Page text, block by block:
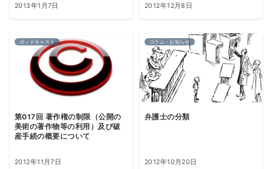
2013年1月7日 2012年12月8日
ポッドキャスト
第017回 著作権の制限（公開の
美術の著作物等の利用）及び破
産手続の概要について
2012年11月7日
コラム・お知らせ
弁護士の分類
2012年10月20日